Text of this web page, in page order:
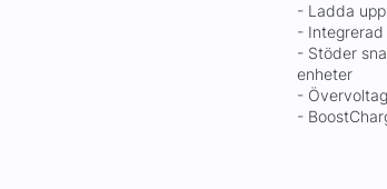
- Ladda
-
- Stöder
enheter
-
-